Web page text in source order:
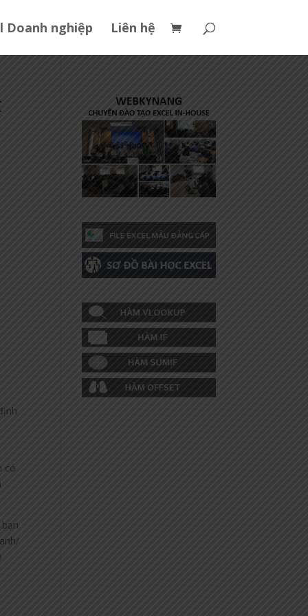
Doanh nghiệp Liên hệ
có